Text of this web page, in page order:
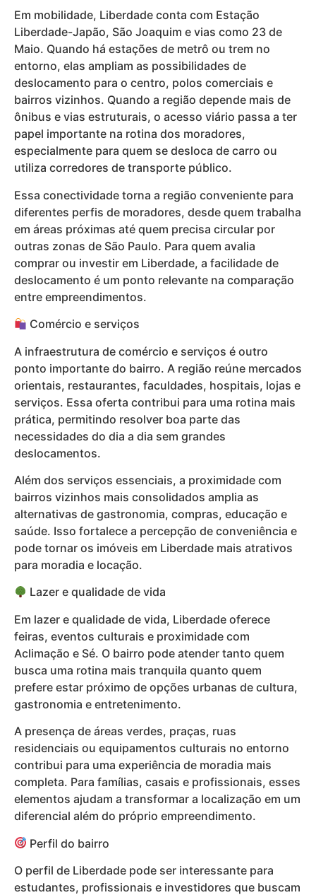
Em mobilidade, Liberdade conta com Estação
Liberdade-Japão, São Joaquim e vias como 23 de
Maio. Quando há estações de metrô ou trem no
entorno, elas ampliam as possibilidades de
deslocamento para o centro, polos comerciais e
bairros vizinhos. Quando a região depende mais de
ônibus e vias estruturais, o acesso viário passa a ter
papel importante na rotina dos moradores,
especialmente para quem se desloca de carro ou
utiliza corredores de transporte público.
Essa conectividade torna a região conveniente para
diferentes perfis de moradores, desde quem trabalha
em áreas próximas até quem precisa circular por
outras zonas de São Paulo. Para quem avalia
comprar ou investir em Liberdade, a facilidade de
deslocamento é um ponto relevante na comparação
entre empreendimentos.
Comércio e serviços
A infraestrutura de comércio e serviços é outro
ponto importante do bairro. A região reúne mercados
orientais, restaurantes, faculdades, hospitais, lojas e
serviços. Essa oferta contribui para uma rotina mais
prática, permitindo resolver boa parte das
necessidades do dia a dia sem grandes
deslocamentos.
Além dos serviços essenciais, a proximidade com
bairros vizinhos mais consolidados amplia as
alternativas de gastronomia, compras, educação e
saúde. Isso fortalece a percepção de conveniência e
pode tornar os imóveis em Liberdade mais atrativos
para moradia e locação.
Lazer e qualidade de vida
Em lazer e qualidade de vida, Liberdade oferece
feiras, eventos culturais e proximidade com
Aclimação e Sé. O bairro pode atender tanto quem
busca uma rotina mais tranquila quanto quem
prefere estar próximo de opções urbanas de cultura,
gastronomia e entretenimento.
A presença de áreas verdes, praças, ruas
residenciais ou equipamentos culturais no entorno
contribui para uma experiência de moradia mais
completa. Para famílias, casais e profissionais, esses
elementos ajudam a transformar a localização em um
diferencial além do próprio empreendimento.
Perfil do bairro
O perfil de Liberdade pode ser interessante para
estudantes, profissionais e investidores que buscam